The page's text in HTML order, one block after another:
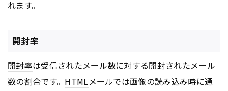
れます。
開封率
開封率は受信されたメール数に対する開封されたメール
数の割合です。 HTMLメールでは画像の読み込み時に通